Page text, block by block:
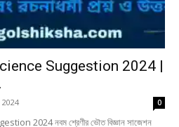
Suggestion 2024 |
0
2024 নবম শ্রেণীর ভৌত বিজ্ঞান সাজেশন